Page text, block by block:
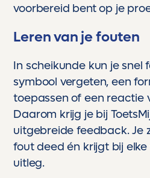
Voor ons is Toetsmij niet
ontwikkeling van onze
kracht die hen helpt
zichzelf uitstijgen.
En als trotse ouder kan ik
zeggen:
Dankjewel, Toetsmij.
verschil.
voorbereid bent op je
Leren van je fouten
In scheikunde kun je snel
symbool vergeten, een
toepassen of een reactie
Daarom krijg je bij
uitgebreide feedback. Je
fout deed én krijgt bij
uitleg.